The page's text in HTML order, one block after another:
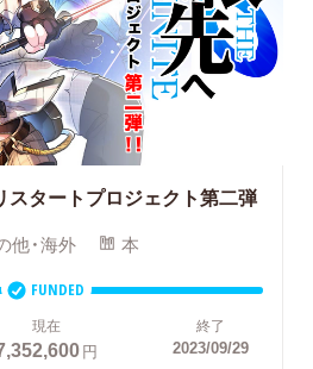
スタートプロジェクト第二弾
他・海外 本
FUNDED
現在
円
終了
2023/09/29